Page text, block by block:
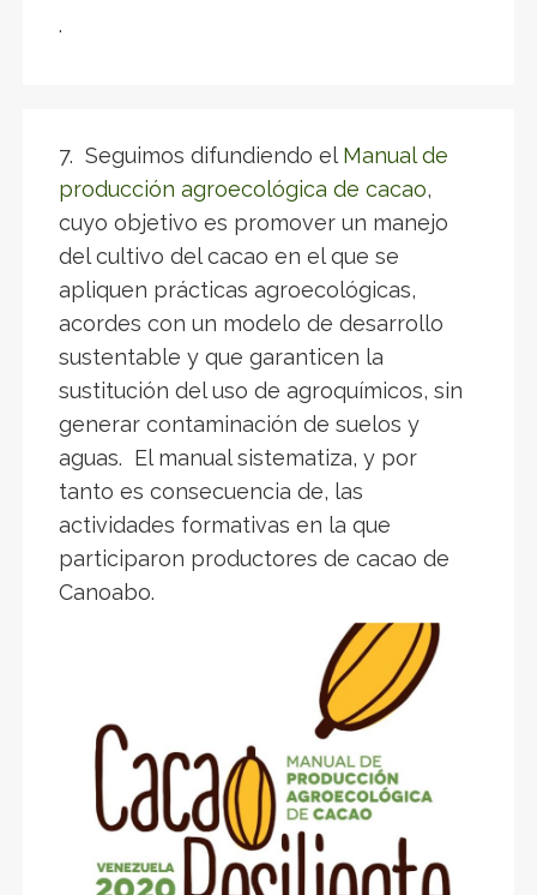
.
7. Seguimos difundiendo el Manual de
producción agroecológica de cacao,
cuyo objetivo es promover un manejo
del cultivo del cacao en el que se
apliquen prácticas agroecológicas,
acordes con un modelo de desarrollo
sustentable y que garanticen la
sustitución del uso de agroquímicos, sin
generar contaminación de suelos y
aguas. El manual sistematiza, y por
tanto es consecuencia de, las
actividades formativas en la que
participaron productores de cacao de
Canoabo.